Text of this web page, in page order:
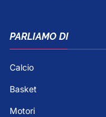
PARLIAMO DI
Calcio
Basket
Motori